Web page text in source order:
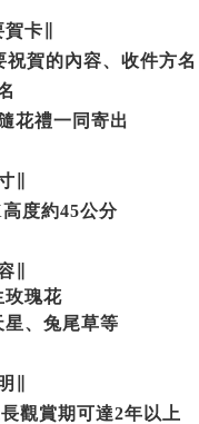
卡∥
賀的內容、收件方名
花禮一同寄出
∥
度約45公分
∥
玫瑰花
、 兔尾草等
∥
觀賞期可達2年以上